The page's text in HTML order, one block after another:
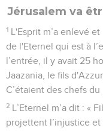
Jérusalem va
1 L'Esprit m’a enlevé
de l'Eternel qui est à
l’entrée, il y avait 25
Jaazania, le fils
C’étaient des chefs du
2 L’Eternel m’a dit : «
projettent l’injustice